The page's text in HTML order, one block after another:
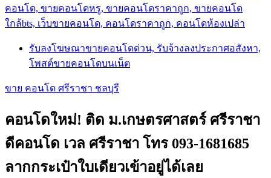
คอนโด, ขายคอนโดหรู, ขายคอนโดราคาถูก, ขายคอนโด
ใกล้bts, เว็บขายคอนโด, คอนโดราคาถูก, คอนโดห้องเปล่า
รับลงโฆษณาขายคอนโดด่วน, รับจ้างลงประกาศอสังหา,
โพสต์ขายคอนโดบนเน็ต
ขาย คอนโด ศรีราชา ชลบุรี
คอนโดใหม่! ติด ม.เกษตรศาสตร์ ศรีราชา
ดีคอนโด เวล ศรีราชา โทร 093-1681685
ลากกระเป๋าใบเดียวเข้าอยู่ได้เลย